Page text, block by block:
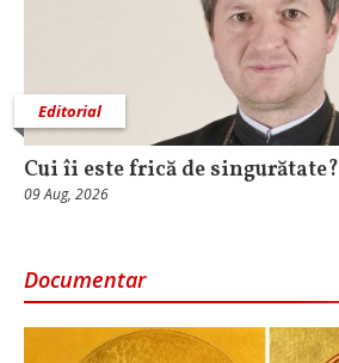
Editorial
Cui îi este frică de singurătate?
09 Aug, 2026
Documentar